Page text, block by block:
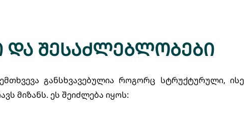
შესაძლებლობები
განსხვავებულია როგორც სტრუქტურული, ისე
მიზანს. ეს შეიძლება იყოს: